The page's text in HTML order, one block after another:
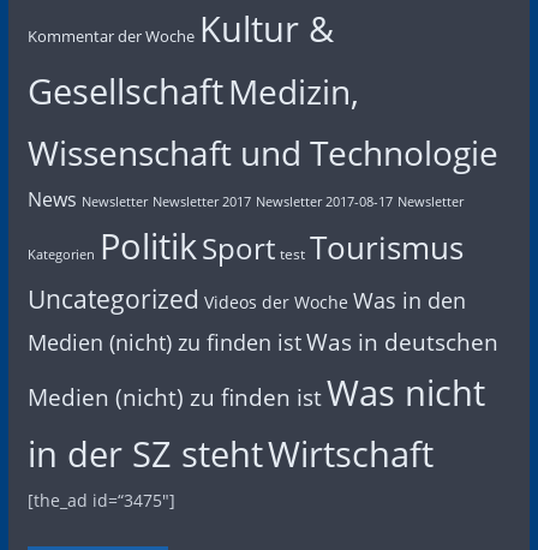
Kommentar der Woche Kultur &
GesellschaftMedizin,
Wissenschaft und Technologie
News Newsletter Newsletter 2017 Newsletter 2017-08-17 Newsletter
Kategorien PolitikSport test Tourismus
Uncategorized Videos der Woche Was in den
Medien (nicht) zu finden istWas in deutschen
Medien (nicht) zu finden istWas nicht
in der SZ stehtWirtschaft
[the_ad id=“3475″]